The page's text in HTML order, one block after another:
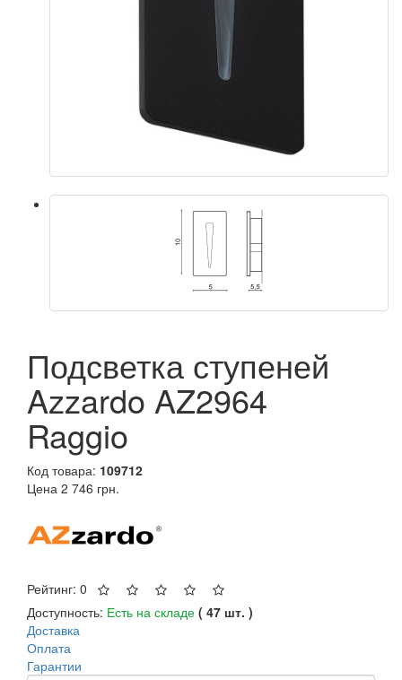
Подсветка ступеней
Azzardo AZ2964
Raggio
Код товара: 109712
Цена 2 746 грн.
Рейтинг: 0
Доступность: Есть на складе ( 47 шт. )
Доставка
Оплата
Гарантии